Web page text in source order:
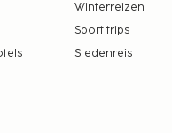
Winterreizen
Sport trips
Stedenreis